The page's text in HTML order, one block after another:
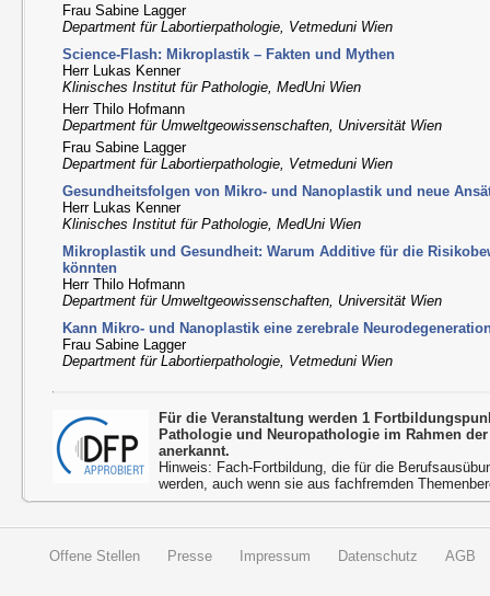
Frau Sabine Lagger
Department für Labortierpathologie, Vetmeduni Wien
Science-Flash: Mikroplastik – Fakten und Mythen
Herr Lukas Kenner
Klinisches Institut für Pathologie, MedUni Wien
Herr Thilo Hofmann
Department für Umweltgeowissenschaften, Universität Wien
Frau Sabine Lagger
Department für Labortierpathologie, Vetmeduni Wien
Gesundheitsfolgen von Mikro- und Nanoplastik und neue
Herr Lukas Kenner
Klinisches Institut für Pathologie, MedUni Wien
Mikroplastik und Gesundheit: Warum Additive für die
könnten
Herr Thilo Hofmann
Department für Umweltgeowissenschaften, Universität Wien
Kann Mikro- und Nanoplastik eine zerebrale
Frau Sabine Lagger
Department für Labortierpathologie, Vetmeduni Wien
Für die Veranstaltung werden 1
Pathologie und Neuropathologie im Rahmen
anerkannt.
Hinweis: Fach-Fortbildung, die für die
werden, auch wenn sie aus fachfremden
Offene Stellen Presse Impressum Datenschutz AGB